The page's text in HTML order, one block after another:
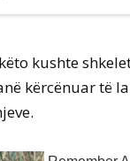
kushte
kërcënuar të